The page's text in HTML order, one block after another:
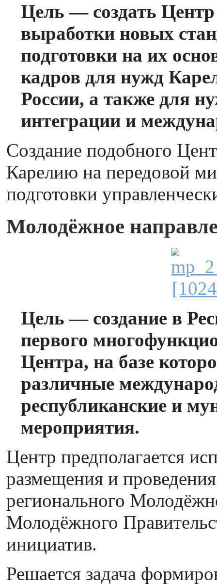
Цель — создать Центр
выработки новых
подготовки на их
кадров для нужд
России, а также для
интеграции и
Создание подобного
Карелию на передовой
подготовки
Молодёжное
Цель — создание в
первого
Центра, на базе
различные
республиканские и
мероприятия.
Центр предполагается
размещения и
регионального
Молодёжного
инициатив.
Решается задача